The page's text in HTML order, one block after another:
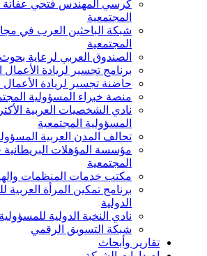
كرسي المهندس فتحي عفانة
المجتمعية
شبكة الباحثين العرب في
المجتمعية
الصندوق العربي لرعاية
برنامج تجسير لريادة الأعمال
حاضنة تجسير لريادة الأعمال
منصة خبراء المسؤولية
نادي الشخصيات العربية
المسؤولية المجتمعية
تحالف المدن العربية
مؤسسة المؤهلات
المجتمعية
مكتب خدمات المنظمات
برنامج تمكين المرأة
الدولية
نادي النخبة الدولية
شبكة التسويق الرقمي
تقارير وأبحاث